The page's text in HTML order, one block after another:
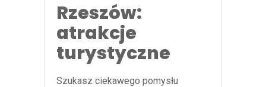
Rzeszów:
atrakcje
turystyczne
Szukasz ciekawego pomysłu